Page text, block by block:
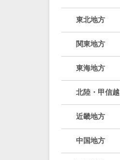
東北地方
関東地方
東海地方
北陸・甲信越
近畿地方
中国地方